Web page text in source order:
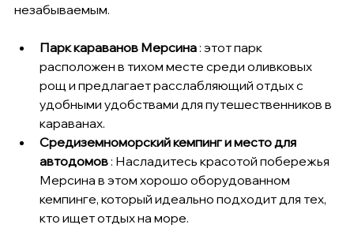
незабываемым.
Парк караванов Мерсина : этот парк
расположен в тихом месте среди оливковых
рощ и предлагает расслабляющий отдых с
удобными удобствами для путешественников в
караванах.
Средиземноморский кемпинг и место для
автодомов : Насладитесь красотой побережья
Мерсина в этом хорошо оборудованном
кемпинге, который идеально подходит для тех,
кто ищет отдых на море.